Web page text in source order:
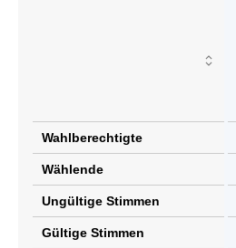
Wahlberechtigte
Wählende
Ungültige Stimmen
Gültige Stimmen